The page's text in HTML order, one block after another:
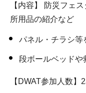
【内容】 防災フェ
所用品の紹介など
パネル・チラシ等
段ボールベッドや
【DWAT参加人数】